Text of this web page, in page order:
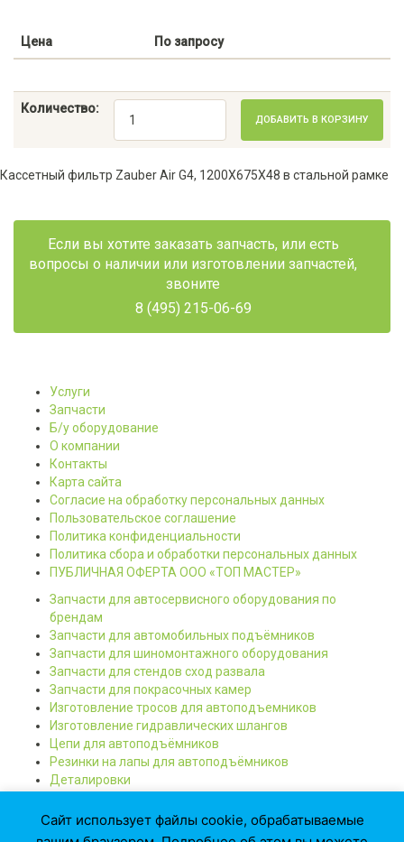
Цена По запросу
Количество:
ДОБАВИТЬ В КОРЗИНУ
Кассетный фильтр Zauber Air G4, 1200Х675Х48 в стальной рамке
Если вы хотите заказать запчасть, или есть
вопросы о наличии или изготовлении запчастей,
звоните
8 (495) 215-06-69
Услуги
Запчасти
Б/у оборудование
О компании
Контакты
Карта сайта
Согласие на обработку персональных данных
Пользовательское соглашение
Политика конфиденциальности
Политика сбора и обработки персональных данных
ПУБЛИЧНАЯ ОФЕРТА ООО «ТОП МАСТЕР»
Запчасти для автосервисного оборудования по
брендам
Запчасти для автомобильных подъёмников
Запчасти для шиномонтажного оборудования
Запчасти для стендов сход развала
Запчасти для покрасочных камер
Изготовление тросов для автоподъемников
Изготовление гидравлических шлангов
Цепи для автоподъёмников
Резинки на лапы для автоподъёмников
Деталировки
* Обращаем ваше внимание на то, что данный Интернет сайт носит
Сайт использует файлы cookie, обрабатываемые